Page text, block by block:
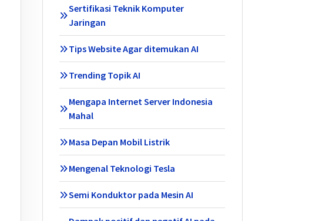
Sertifikasi Teknik Komputer
Jaringan
Tips Website Agar ditemukan AI
Trending Topik AI
Mengapa Internet Server Indonesia
Mahal
Masa Depan Mobil Listrik
Mengenal Teknologi Tesla
Semi Konduktor pada Mesin AI